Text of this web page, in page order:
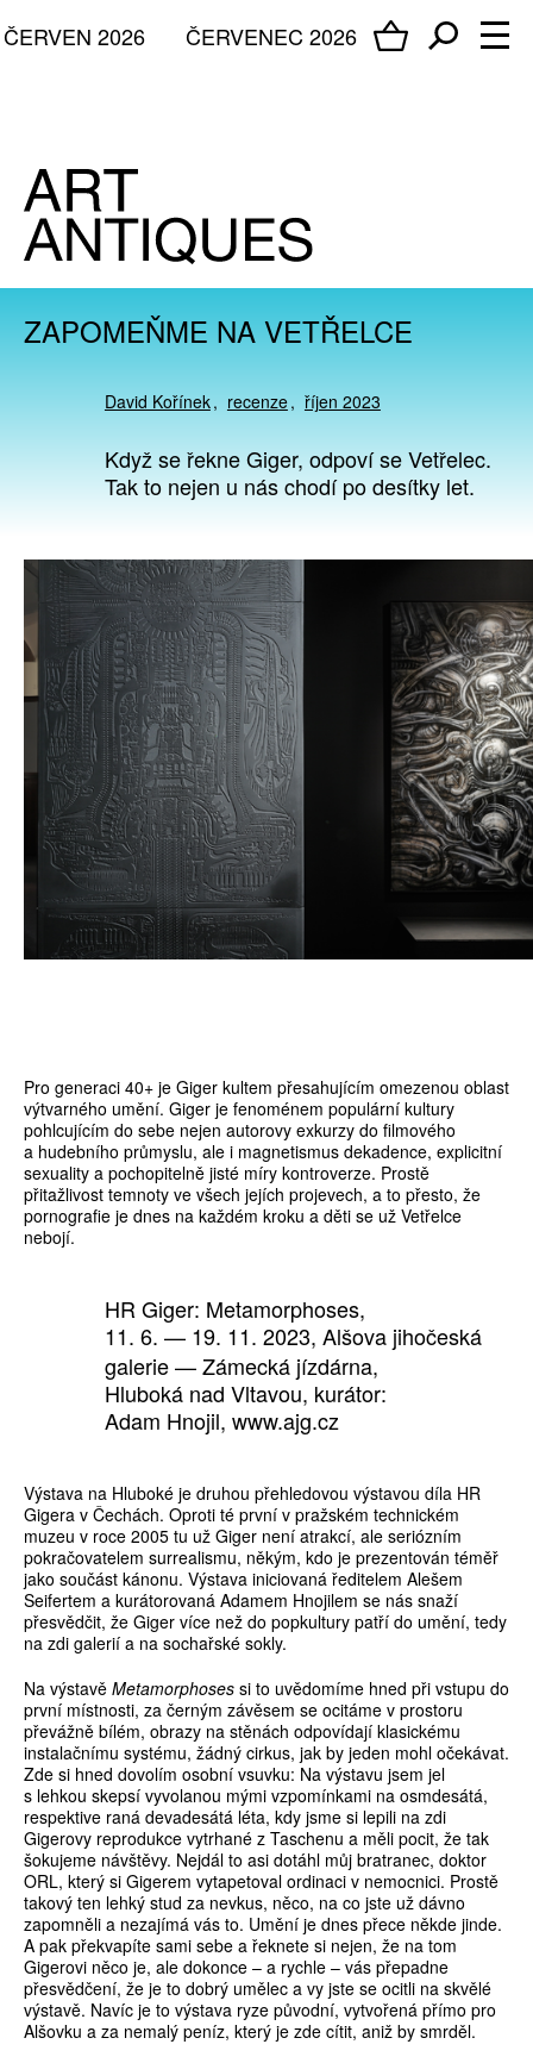
ČERVENEC 2026
ČERVEN 2026
ZAPOMEŇME NA VETŘELCE
David Kořínek recenze říjen 2023
Když se řekne Giger, odpoví se Vetřelec.
Tak to nejen u nás chodí po desítky let.
Pro generaci 40+ je Giger kultem přesahujícím omezenou oblast
výtvarného umění. Giger je fenoménem populární kultury
pohlcujícím do sebe nejen autorovy exkurzy do filmového
a hudebního průmyslu, ale i magnetismus dekadence, explicitní
sexuality a pochopitelně jisté míry kontroverze. Prostě
přitažlivost temnoty ve všech jejích projevech, a to přesto, že
pornografie je dnes na každém kroku a děti se už Vetřelce
nebojí.
HR Giger: Metamorphoses,
11. 6. — 19. 11. 2023, Alšova jihočeská
galerie — Zámecká jízdárna,
Hluboká nad Vltavou, kurátor:
Adam Hnojil, www.ajg.cz
Výstava na Hluboké je druhou přehledovou výstavou díla HR
Gigera v Čechách. Oproti té první v pražském technickém
muzeu v roce 2005 tu už Giger není atrakcí, ale seriózním
pokračovatelem surrealismu, někým, kdo je prezentován téměř
jako součást kánonu. Výstava iniciovaná ředitelem Alešem
Seifertem a kurátorovaná Adamem Hnojilem se nás snaží
přesvědčit, že Giger více než do popkultury patří do umění, tedy
na zdi galerií a na sochařské sokly.
Na výstavě Metamorphoses si to uvědomíme hned při vstupu do
první místnosti, za černým závěsem se ocitáme v prostoru
převážně bílém, obrazy na stěnách odpovídají klasickému
instalačnímu systému, žádný cirkus, jak by jeden mohl očekávat.
Zde si hned dovolím osobní vsuvku: Na výstavu jsem jel
s lehkou skepsí vyvolanou mými vzpomínkami na osmdesátá,
respektive raná devadesátá léta, kdy jsme si lepili na zdi
Gigerovy reprodukce vytrhané z Taschenu a měli pocit, že tak
šokujeme návštěvy. Nejdál to asi dotáhl můj bratranec, doktor
ORL, který si Gigerem vytapetoval ordinaci v nemocnici. Prostě
takový ten lehký stud za nevkus, něco, na co jste už dávno
zapomněli a nezajímá vás to. Umění je dnes přece někde jinde.
A pak překvapíte sami sebe a řeknete si nejen, že na tom
Gigerovi něco je, ale dokonce – a rychle – vás přepadne
přesvědčení, že je to dobrý umělec a vy jste se ocitli na skvělé
výstavě. Navíc je to výstava ryze původní, vytvořená přímo pro
Alšovku a za nemalý peníz, který je zde cítit, aniž by smrděl.